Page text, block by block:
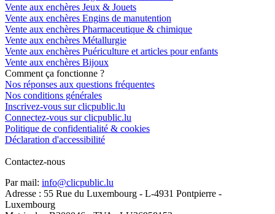
Vente aux enchères Jeux & Jouets
Vente aux enchères Engins de manutention
Vente aux enchères Pharmaceutique & chimique
Vente aux enchères Métallurgie
Vente aux enchères Puériculture et articles pour enfants
Vente aux enchères Bijoux
Comment ça fonctionne ?
Nos réponses aux questions fréquentes
Nos conditions générales
Inscrivez-vous sur clicpublic.lu
Connectez-vous sur clicpublic.lu
Politique de confidentialité & cookies
Déclaration d'accessibilité
Contactez-nous
Par mail: info@clicpublic.lu
Adresse : 55 Rue du Luxembourg - L-4931 Pontpierre -
Luxembourg